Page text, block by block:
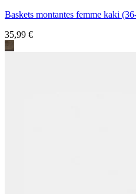
Baskets montantes femme kaki
35,99 €